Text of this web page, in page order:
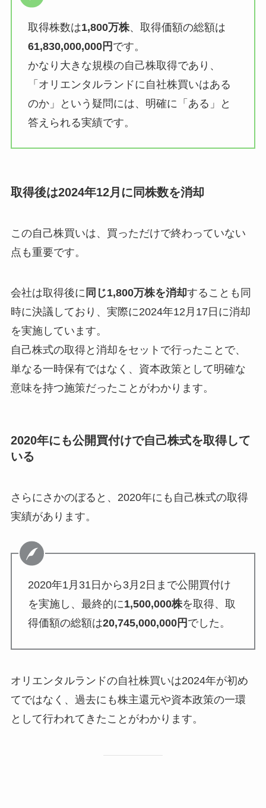
取得株数は1,800万株、取得価額の総額は
61,830,000,000円 です。
かなり大きな規模の自己株取得であり、
「オリエンタルランドに自社株買いはある
のか」という疑問には、明確に「ある」と
答えられる実績です。
取得後は2024年12月に同株数を消却
この自己株買いは、買っただけで終わっていない
点も重要です。
会社は取得後に 同じ1,800万株を消却することも同
時に決議しており、実際に2024年12月17日に消却
を実施しています。
自己株式の取得と消却をセットで行ったことで、
単なる一時保有ではなく、資本政策として明確な
意味を持つ施策だったことがわかります。
2020年にも公開買付けで自己株式を取得して
いる
さらにさかのぼると、2020年にも自己株式の取得
実績があります。
2020年1月31日から3月2日まで公開買付け
を実施し、最終的に1,500,000株を取得、取
得価額の総額は20,745,000,000円 でした。
オリエンタルランドの自社株買いは2024年が初め
てではなく、過去にも株主還元や資本政策の一環
として行われてきたことがわかります。